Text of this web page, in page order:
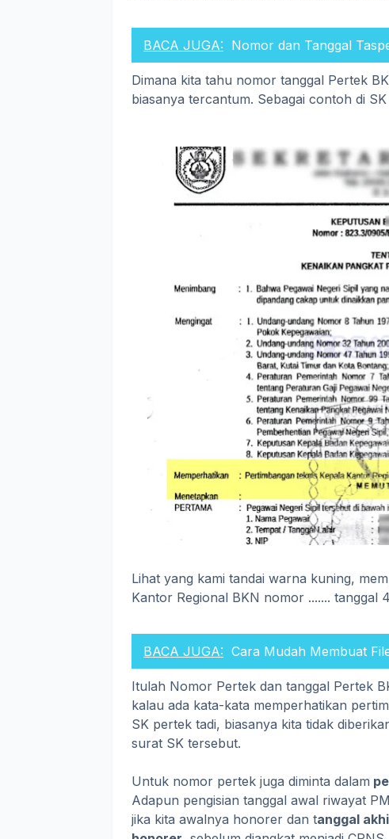
BACA JUGA: Nomor dan Tanggal
Dimana kita tahu nomor tanggal Pertek
biasanya tercantum. Sebagai contoh di
Lihat yang kami tandai warna kuning,
Kantor Regional BKN nomor ....... tanggal
BACA JUGA: Cara Mudah Membuat
Itulah Nomor Pertek dan tanggal Pertek
kalau ada kata-kata memperhatikan
SK pertek tadi, biasanya kita tidak
surat SK tersebut.
Untuk nomor pertek juga diminta dalam
Adapun pengisian tanggal awal riwayat
jika kita awalnya honorer dan tanggal